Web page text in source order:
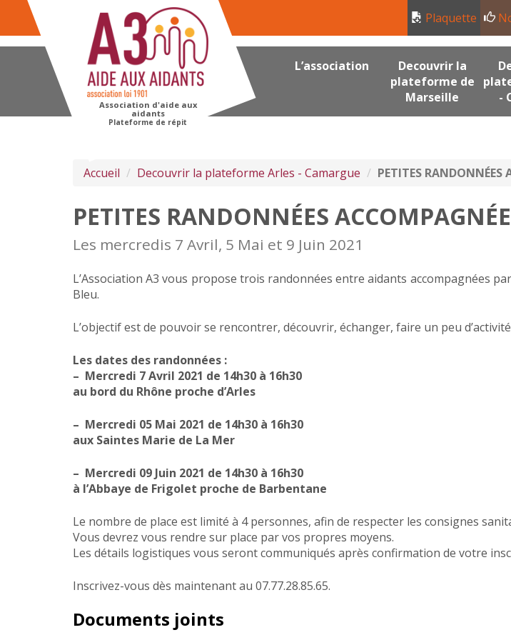
Association d'aide aux
aidants
Plateforme de répit
Plaquette
L’association
Decouvrir la
plateforme de
Marseille
-
Accueil Decouvrir la plateforme Arles - Camargue PETITES RANDONNÉES
PETITES RANDONNÉES
Les mercredis 7 Avril, 5 Mai et 9 Juin 2021
L’Association A3 vous propose trois randonnées entre aidants accompagnées
Bleu.
L’objectif est de pouvoir se rencontrer, découvrir, échanger, faire un peu
Les dates des randonnées :
– Mercredi 7 Avril 2021 de 14h30 à 16h30
au bord du Rhône proche d’Arles
– Mercredi 05 Mai 2021 de 14h30 à 16h30
aux Saintes Marie de La Mer
– Mercredi 09 Juin 2021 de 14h30 à 16h30
à l’Abbaye de Frigolet proche de Barbentane
Le nombre de place est limité à 4 personnes, afin de respecter les consignes
Vous devrez vous rendre sur place par vos propres moyens.
Les détails logistiques vous seront communiqués après confirmation de votre
Inscrivez-vous dès maintenant au 07.77.28.85.65.
Documents joints
Panneau de gestion des cookies